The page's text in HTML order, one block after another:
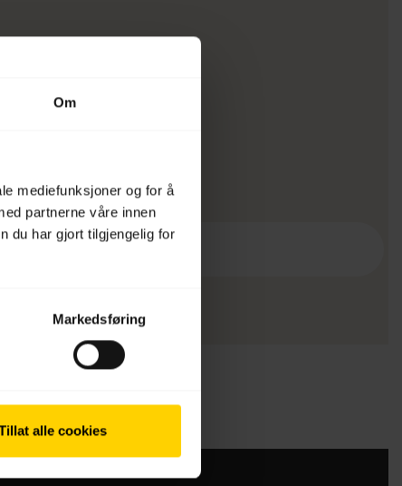
Om
mediefunksjoner og for å
partnerne våre innen
du har gjort tilgjengelig for
Markedsføring
alle cookies